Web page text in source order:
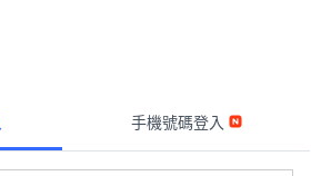
手機號碼登入